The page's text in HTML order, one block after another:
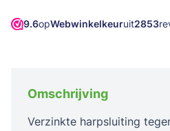
9.6opWebwinkelkeuruit2853
Omschrijving
Verzinkte harpsluiting